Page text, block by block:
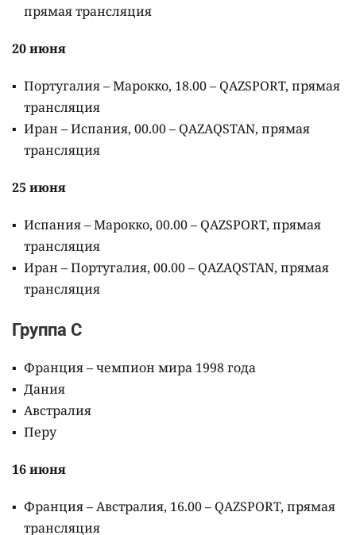
прямая трансляция
20 июня
Португалия – Марокко, 18.00 – QAZSPORT, прямая
трансляция
Иран – Испания, 00.00 – QAZAQSTAN, прямая
трансляция
25 июня
Испания – Марокко, 00.00 – QAZSPORT, прямая
трансляция
Иран – Португалия, 00.00 – QAZAQSTAN, прямая
трансляция
Группа C
Франция – чемпион мира 1998 года
Дания
Австралия
Перу
16 июня
Франция – Австралия, 16.00 – QAZSPORT, прямая
трансляция